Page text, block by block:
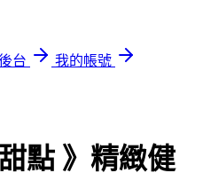
台
我的帳號
點 》精緻健